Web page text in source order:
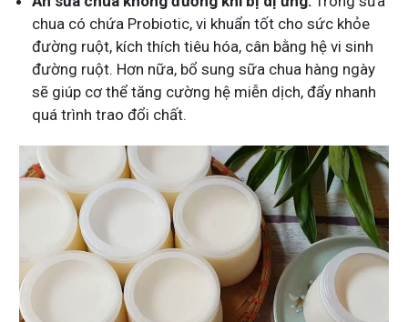
chua có chứa Probiotic, vi khuẩn tốt cho sức khỏe
đường ruột, kích thích tiêu hóa, cân bằng hệ vi sinh
đường ruột. Hơn nữa, bổ sung sữa chua hàng ngày
sẽ giúp cơ thể tăng cường hệ miễn dịch, đẩy nhanh
quá trình trao đổi chất.